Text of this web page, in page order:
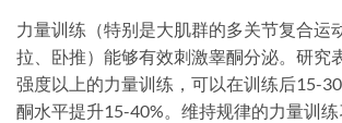
力量训练（特别是大肌群的多关节复合运
拉、卧推）能够有效刺激睾酮分泌。研究
强度以上的力量训练，可以在训练后15-
酮水平提升15-40%。维持规律的力量训